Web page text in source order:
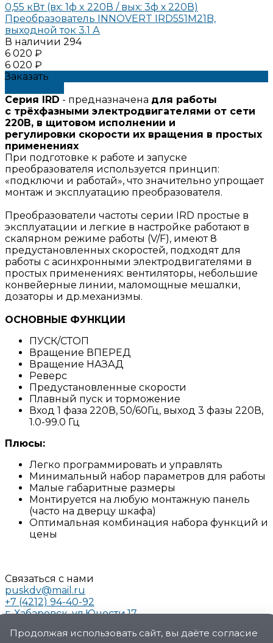
0,55 кВт (вх: 1ф x 220В / вых: 3ф х 220В)
Преобразователь INNOVERT IRD551M21B,
выходной ток 3.1 А
В наличии 294
6 020 ₽
6 020 ₽
Заказать
Серия IRD - предназначена для работы
с трёхфазными электродвигателями от сети
220В, в щитовом исполнении и
регулировки скорости их вращения в простых
применениях
При подготовке к работе и запуске
преобразователя используется принцип:
«подключи и работай», что значительно упрощает
монтаж и эксплуатацию преобразователя.
Преобразователи частоты серии IRD простые в
эксплуатации и легкие в настройке работают в
скалярном режиме работы (V/F), имеют 8
предустановленных скоростей, подходят для
работы с асинхронными электродвигателями в
простых применениях: вентиляторы, небольшие
конвейерные линии, маломощные мешалки,
дозаторы и др.механизмы.
ОСНОВНЫЕ ФУНКЦИИ
ПУСК/СТОП
Вращение ВПЕРЕД
Вращение НАЗАД
Реверс
Предустановленные скорости
Плавный пуск и торможение
Вход 1 фаза 220В, 50/60Гц, выход 3 фазы 220В,
1.0-99.0 Гц
Плюсы:
Легко программировать и управлять
Минимальный набор параметров для работы
Малые габаритные размеры
Монтируется на любую монтажную панель
(часто на дверцу шкафа)
Оптимальная комбинация набора функций и
цены
Связаться с нами
puskdv@mail.ru
+7 (4212) 94-40-92
г. Хабаровск, ул.Юности.17
О компании
Продолжая использовать сайт, вы даёте согласие